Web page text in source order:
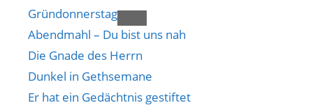
Gründonnerstag
Abendmahl – Du bist uns nah
Die Gnade des Herrn
Dunkel in Gethsemane
Er hat ein Gedächtnis gestiftet